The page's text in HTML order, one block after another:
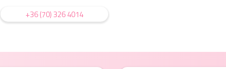
+36 (70) 326 4014